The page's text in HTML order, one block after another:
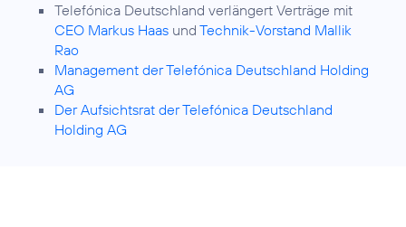
Telefónica Deutschland verlängert Verträge mit
CEO Markus Haas und Technik-Vorstand Mallik
Rao
Management der Telefónica Deutschland Holding
AG
Der Aufsichtsrat der Telefónica Deutschland
Holding AG